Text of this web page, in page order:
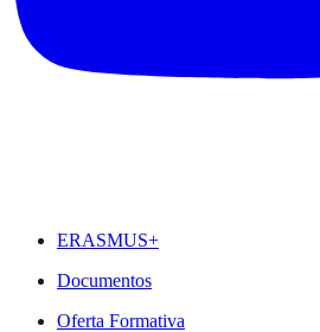
ERASMUS+
Documentos
Oferta Formativa